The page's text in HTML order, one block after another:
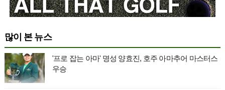
많이 본 뉴스
'프로 잡는 아마' 명성 양효진, 호주 아마추어 마스터스
우승